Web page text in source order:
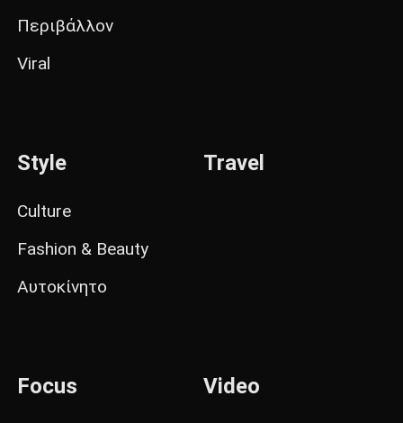
Περιβάλλον
Viral
Style
Culture
Fashion & Beauty
Αυτοκίνητο
Travel
Focus Video